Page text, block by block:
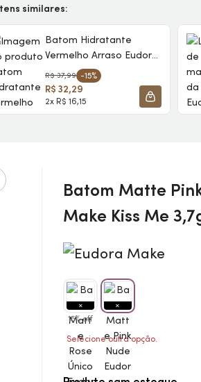
similares:
À SACOLA
Batom Hidratante
Vermelho Arraso Eudora
Kiss Me 3,7g
R$ 37,99 -15%
R$ 32,29
2x R$ 16,15
Batom Matte
Make Kiss Me
15% off
Selecione outra opção.